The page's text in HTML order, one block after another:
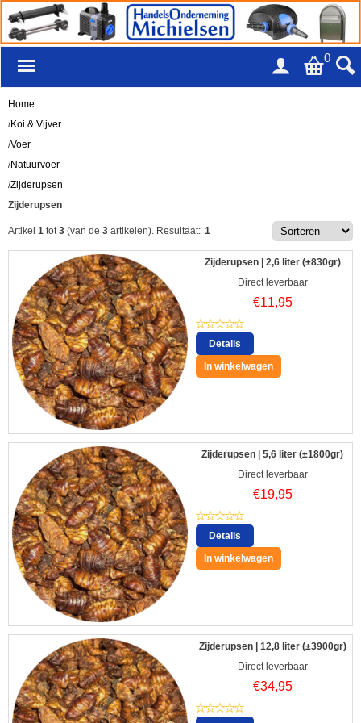
0
Home
/Koi & Vijver
/Voer
/Natuurvoer
/Zijderupsen
Zijderupsen
Artikel 1 tot 3 (van de 3 artikelen). Resultaat: 1
Zijderupsen | 2,6 liter (±830gr)
Direct leverbaar
€11,95
Details
In winkelwagen
Zijderupsen | 5,6 liter (±1800gr)
Direct leverbaar
€19,95
Details
In winkelwagen
Zijderupsen | 12,8 liter (±3900gr)
Direct leverbaar
€34,95